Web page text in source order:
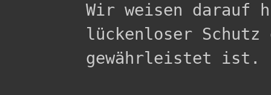
Wir weisen darauf
lückenloser
gewährleistet ist.